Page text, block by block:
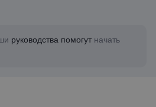
руководства помогутначать